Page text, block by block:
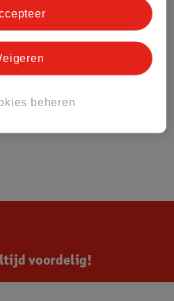
voordelig!
beheren